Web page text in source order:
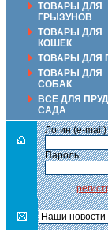
ТОВАРЫ ДЛЯ
ГРЫЗУНОВ
ТОВАРЫ ДЛЯ
КОШЕК
ТОВАРЫ ДЛЯ
ТОВАРЫ ДЛЯ
СОБАК
ВСЕ ДЛЯ
САДА
Логин (e-mail)
Пароль